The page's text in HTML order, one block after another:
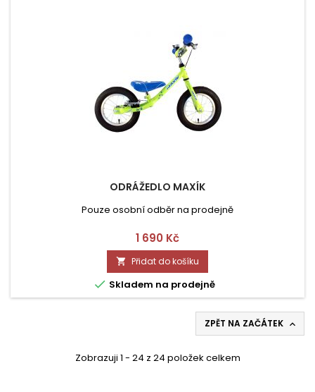
ODRÁŽEDLO MAXÍK
Pouze osobní odběr na prodejně
Cena
1 690 Kč
 Přidat do košíku
 Skladem na prodejně
ZPĚT NA ZAČÁTEK 
Zobrazuji 1 - 24 z 24 položek celkem